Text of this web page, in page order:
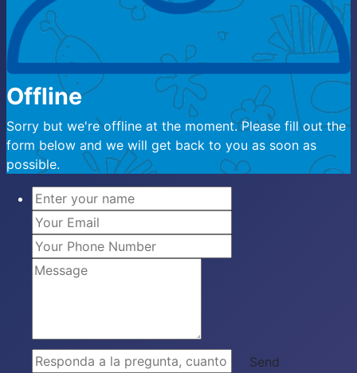
Offline
Sorry but we're offline at the moment. Please fill out the
form below and we will get back to you as soon as
possible.